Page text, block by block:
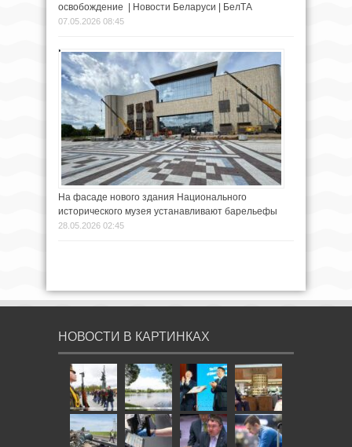
освобождение | Новости Беларуси | БелТА
07.05.2026 08:45
На фасаде нового здания Национального
исторического музея устанавливают барельефы
28.05.2026 02:45
НОВОСТИ В КАРТИНКАХ